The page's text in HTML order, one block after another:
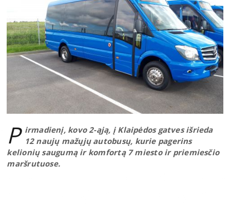
P irmadienį, kovo 2-ąją, į Klaipėdos gatves išrieda
12 naujų mažųjų autobusų, kurie pagerins
kelionių saugumą ir komfortą 7 miesto ir priemiesčio
maršrutuose.